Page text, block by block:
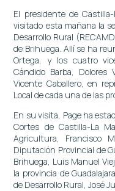
El presidente de
visitado esta mañana la
Desarrollo Rural
de Brihuega. Allí se ha
Ortega, y los cuatro
Cándido Barba, Dolores
Vicente Caballero, en
Local de cada una de las
En su visita, Page ha
Cortes de Castilla-La
Agricultura, Francisco
Diputación Provincial de
Brihuega, Luis Manuel
la provincia de
de Desarrollo Rural, José